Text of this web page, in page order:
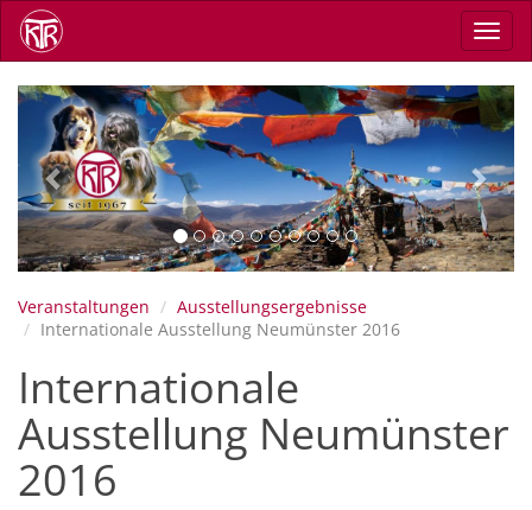
Direkt
zum
Inhalt
Previous Next
Veranstaltungen
Ausstellungsergebnisse
Internationale Ausstellung Neumünster 2016
Internationale
Ausstellung Neumünster
2016